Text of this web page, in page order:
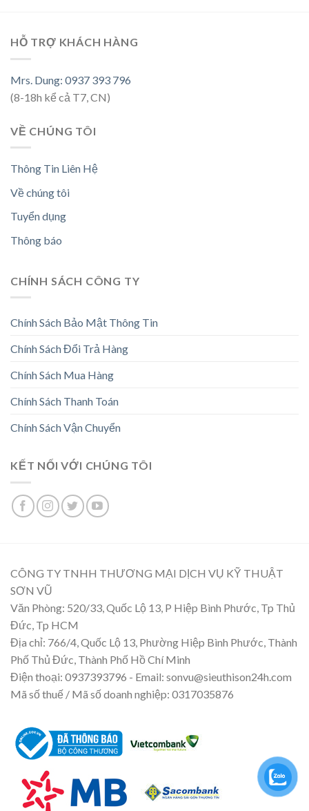
HỖ TRỢ KHÁCH HÀNG
Mrs. Dung: 0937 393 796
(8-18h kể cả T7, CN)
VỀ CHÚNG TÔI
Thông Tin Liên Hệ
Về chúng tôi
Tuyển dụng
Thông báo
CHÍNH SÁCH CÔNG TY
Chính Sách Bảo Mật Thông Tin
Chính Sách Đổi Trả Hàng
Chính Sách Mua Hàng
Chính Sách Thanh Toán
Chính Sách Vận Chuyển
KẾT NỐI VỚI CHÚNG TÔI
CÔNG TY TNHH THƯƠNG MẠI DỊCH VỤ KỸ THUẬT
SƠN VŨ
Văn Phòng: 520/33, Quốc Lộ 13, P Hiệp Bình Phước, Tp Thủ
Đức, Tp HCM
Địa chỉ: 766/4, Quốc Lộ 13, Phường Hiệp Bình Phước, Thành
Phố Thủ Đức, Thành Phố Hồ Chí Minh
Điện thoại: 0937393796 - Email: sonvu@sieuthison24h.com
Mã số thuế / Mã số doanh nghiệp: 0317035876